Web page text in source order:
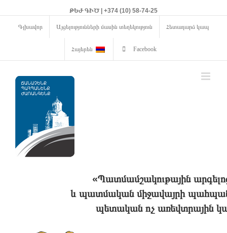
ԹԵԺ ԳԻԾ | +374 (10) 58-74-25
Գլխավոր Այցելությունների մասին տեղեկություն Հետադարձ կապ
Հայերեն Facebook
«Պատմամշակութային
և պատմական միջավայրի
պետական ոչ առեվտրային